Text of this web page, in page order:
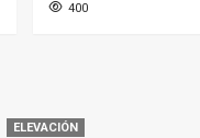
400
ELEVACIÓN